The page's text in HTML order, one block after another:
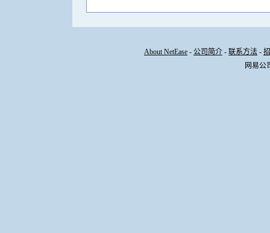
About NetEase - 公司简介 - 联系方法 -
网易公